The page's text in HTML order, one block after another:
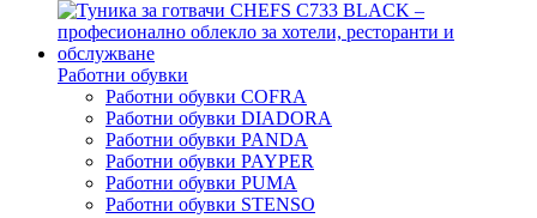
Работни обувки
Работни обувки COFRA
Работни обувки DIADORA
Работни обувки PANDA
Работни обувки PAYPER
Работни обувки PUMA
Работни обувки STENSO